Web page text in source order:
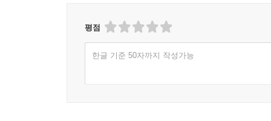
평점
한글 기준 50자까지 작성가능